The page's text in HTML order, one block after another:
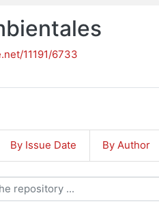
11191/6733
By Issue Date By Author